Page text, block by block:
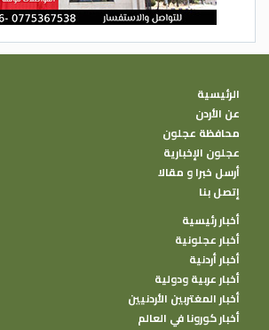
الرئيسية
عن الأردن
محافظة عجلون
عجلون الإخبارية
أرسل خبرا و مقالا
إتصل بنا
أخبار رئيسية
أخبار عجلونية
أخبار أردنية
أخبار عربية ودولية
أخبار المغتربين الأردنيين
أخبار كورونا في العالم